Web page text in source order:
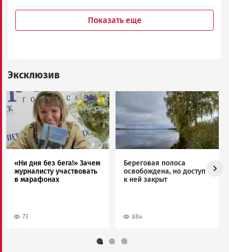
Показать еще
Эксклюзив
Image
«Ни дня без бега!» Зачем
журналисту участвовать
в марафонах
73
Береговая полоса
освобождена, но доступ
к ней закрыт
884